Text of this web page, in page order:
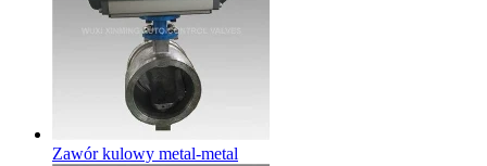
Zawór kulowy metal-metal